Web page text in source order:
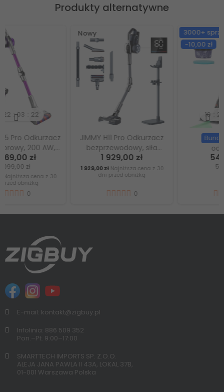
Produkty alternatywne
JIMMY H11 Pro Odkurzacz
bezprzewodowy, siła
ssania 260 AW, czas pracy
bezszczotkowy –
Ciemnoszary
1 929,00 zł
Najniższa cena z 30
dni przed obniżką
3000+ sprzedanych
-10,00 zł
22
Bundle
odkurzacz
bezprzewodowy JIGOO
C200 z 1 filtrem Hepa
558,00 zł
E-mail: kontakt@zigbuy.pl
Infolinia: 886 509 352
Pon.–Pt. 9:00–17:00
SMARTTECH IMPORTS SP. Z.O.O.
ALEJA JANA PAWLA II 43A, LOKAL 37B,
01-001 Warszawa Polska